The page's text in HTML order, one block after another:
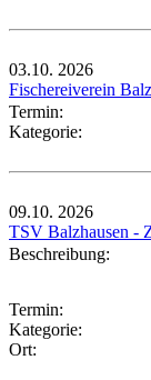
03.10. 2026
Fischereiverein
Termin:
Kategorie:
09.10. 2026
TSV Balzhausen -
Beschreibung:
Termin:
Kategorie:
Ort: